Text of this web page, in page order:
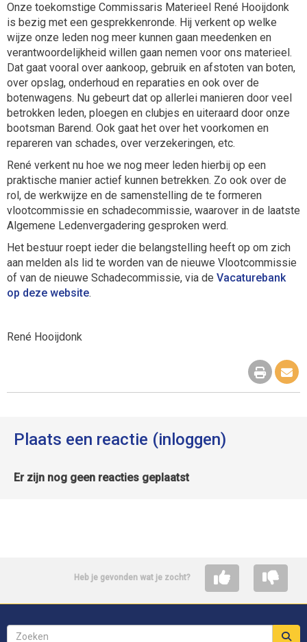
Onze toekomstige Commissaris Materieel René Hooijdonk
is bezig met een gesprekkenronde. Hij verkent op welke
wijze onze leden nog meer kunnen gaan meedenken en
verantwoordelijkheid willen gaan nemen voor ons materieel.
Dat gaat vooral over aankoop, gebruik en afstoten van boten,
over opslag, onderhoud en reparaties en ook over de
botenwagens. Nu gebeurt dat op allerlei manieren door veel
betrokken leden, ploegen en clubjes en uiteraard door onze
bootsman Barend. Ook gaat het over het voorkomen en
repareren van schades, over verzekeringen, etc.
René verkent nu hoe we nog meer leden hierbij op een
praktische manier actief kunnen betrekken. Zo ook over de
rol, de werkwijze en de samenstelling de te formeren
vlootcommissie en schadecommissie, waarover in de laatste
Algemene Ledenvergadering gesproken werd.
Het bestuur roept ieder die belangstelling heeft op om zich
aan melden als lid te worden van de nieuwe Vlootcommissie
of van de nieuwe Schadecommissie, via de Vacaturebank
op deze website.
René Hooijdonk
Plaats een reactie (inloggen)
Er zijn nog geen reacties geplaatst
Heb je gevonden wat je zocht?